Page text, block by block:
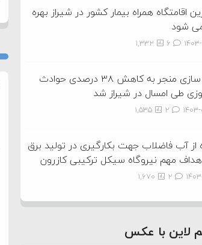
اقامتگاه همراه بیمار کشور در شیراز بهره
شود
۰۹ 1,332
فرهنگ سازی منجر به کاهش ۳۸ درصدی حوادث
طی امسال در شیراز شد
۲۷ 1,535
از آب فاضلاب جهت بکارگیری در تولید برق
مهم نیروگاه سیکل ترکیبی کازرون
۰۵ 1,670
لاین با عکس